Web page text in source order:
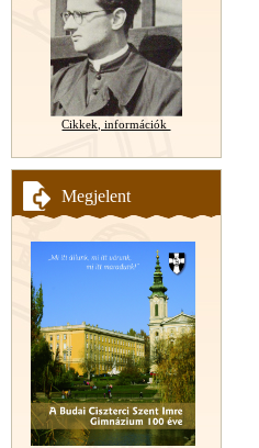
Cikkek, információk
Megjelent